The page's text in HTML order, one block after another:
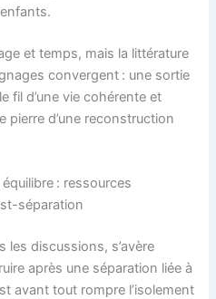
et temps, mais la littérature
convergent : une sortie
fil d’une vie cohérente et
pierre d’une reconstruction
: ressources
séparation
les discussions, s’avère
après une séparation liée à
avant tout rompre l’isolement